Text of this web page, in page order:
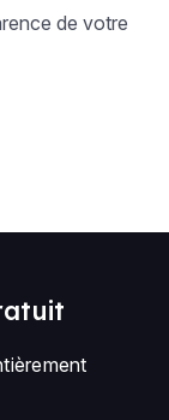
de votre